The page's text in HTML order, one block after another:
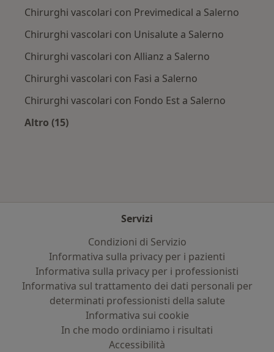
Chirurghi vascolari con Previmedical a Salerno
Chirurghi vascolari con Unisalute a Salerno
Chirurghi vascolari con Allianz a Salerno
Chirurghi vascolari con Fasi a Salerno
Chirurghi vascolari con Fondo Est a Salerno
Altro (15)
Servizi
Condizioni di Servizio
Informativa sulla privacy per i pazienti
Informativa sulla privacy per i professionisti
Informativa sul trattamento dei dati personali per
determinati professionisti della salute
Informativa sui cookie
In che modo ordiniamo i risultati
Accessibilità